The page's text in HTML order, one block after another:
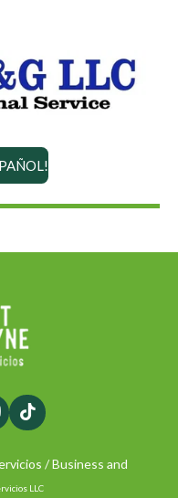
T
i
T
o
/ Business and
LLC